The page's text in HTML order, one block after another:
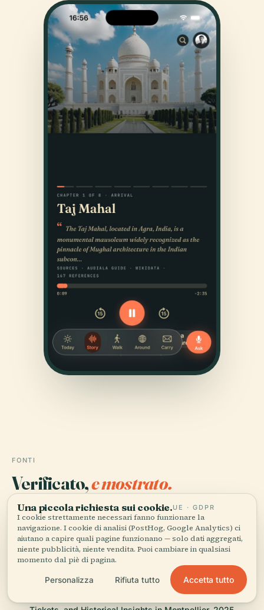
FONTI
Verificato,e mostrato.
Ricercata e scritta dal team editoriale di Audiala a
partire da documenti storici, archivi architettonici e
conoscenza del territorio.
Ultima revisione: April 2026
Visiting the Departmental Archives of Hérault: Hours,
Una piccola richiesta sui cookie.UE · GDPR
I cookie strettamente necessari fanno funzionare la
navigazione. I cookie di analisi (PostHog, Google Analytics) ci
aiutano a capire quali pagine funzionano — solo dati aggregati,
niente pubblicità, niente vendita. Puoi cambiare in qualsiasi
momento dal piè di pagina.
Personalizza Rifiuta tutto Accetta tutto